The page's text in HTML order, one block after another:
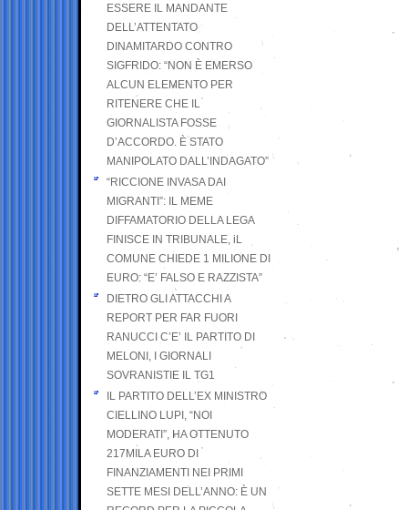
ESSERE IL MANDANTE
DELL’ATTENTATO
DINAMITARDO CONTRO
SIGFRIDO: “NON È EMERSO
ALCUN ELEMENTO PER
RITENERE CHE IL
GIORNALISTA FOSSE
D’ACCORDO. È STATO
MANIPOLATO DALL’INDAGATO”
“RICCIONE INVASA DAI
MIGRANTI”: IL MEME
DIFFAMATORIO DELLA LEGA
FINISCE IN TRIBUNALE, iL
COMUNE CHIEDE 1 MILIONE DI
EURO: “E’ FALSO E RAZZISTA”
DIETRO GLI ATTACCHI A
REPORT PER FAR FUORI
RANUCCI C’E’ IL PARTITO DI
MELONI, I GIORNALI
SOVRANISTIE IL TG1
IL PARTITO DELL’EX MINISTRO
CIELLINO LUPI, “NOI
MODERATI”, HA OTTENUTO
217MILA EURO DI
FINANZIAMENTI NEI PRIMI
SETTE MESI DELL’ANNO: È UN